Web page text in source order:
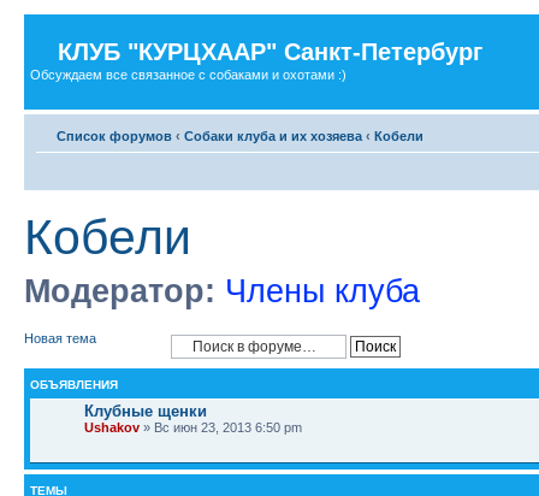
КЛУБ "КУРЦХААР" Санкт-Петербург
Обсуждаем все связанное с собаками и охотами :)
Список форумов ‹ Собаки клуба и их хозяева ‹ Кобели
Кобели
Модератор: Члены клуба
Новая тема
ОБЪЯВЛЕНИЯ
Клубные щенки
Ushakov » Вс июн 23, 2013 6:50 pm
ТЕМЫ